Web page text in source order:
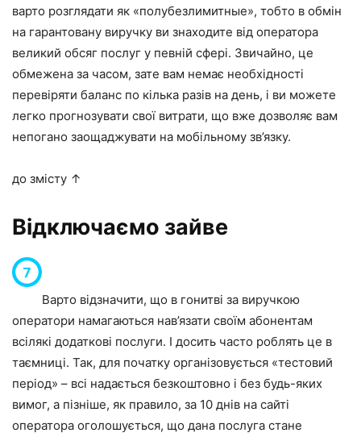
варто розглядати як «полубезлимитные», тобто в обмін
на гарантовану виручку ви знаходите від оператора
великий обсяг послуг у певній сфері. Звичайно, це
обмежена за часом, зате вам немає необхідності
перевіряти баланс по кілька разів на день, і ви можете
легко прогнозувати свої витрати, що вже дозволяє вам
непогано заощаджувати на мобільному зв’язку.
до змісту ↑
Відключаємо зайве
Варто відзначити, що в гонитві за виручкою
оператори намагаються нав’язати своїм абонентам
всілякі додаткові послуги. І досить часто роблять це в
таємниці. Так, для початку організовується «тестовий
період» – всі надається безкоштовно і без будь-яких
вимог, а пізніше, як правило, за 10 днів на сайті
оператора оголошується, що дана послуга стане